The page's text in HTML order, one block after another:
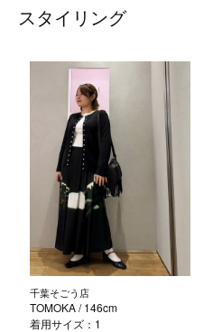
スタイリング
千葉そごう店
TOMOKA/ 146cm
着用サイズ：1